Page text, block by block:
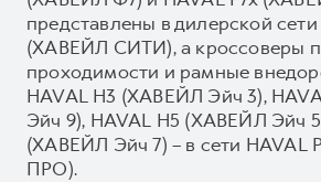
представлены в дилерской
(ХАВЕЙЛ СИТИ), а кроссоверы
проходимости и рамные
HAVAL H3 (ХАВЕЙЛ Эйч 3),
Эйч 9), HAVAL H5 (ХАВЕЙЛ Эйч
(ХАВЕЙЛ Эйч 7) – в сети HAVAL
ПРО).